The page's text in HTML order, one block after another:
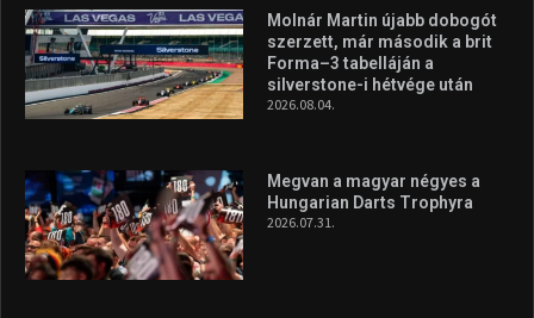
Molnár Martin újabb dobogót
szerzett, már második a brit
Forma–3 tabelláján a
silverstone-i hétvége után
2026.08.04.
Megvan a magyar négyes a
Hungarian Darts Trophyra
2026.07.31.